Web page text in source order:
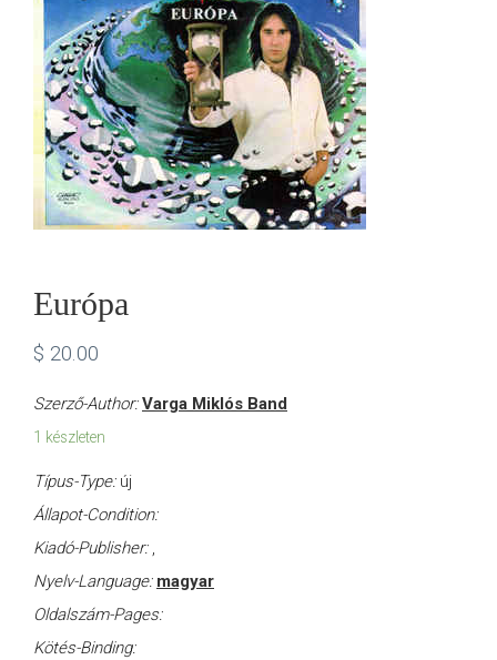
SHOP
KAPCSOLAT
CONTACT
Európa
$ 20.00
Szerző-Author:Varga Miklós Band
1 készleten
Típus-Type: új
Állapot-Condition:
Kiadó-Publisher: ,
Nyelv-Language: magyar
Oldalszám-Pages:
Kötés-Binding: